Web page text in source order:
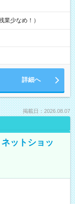
少なめ！）
詳細へ
掲載日：2026.08.07
ットショッ